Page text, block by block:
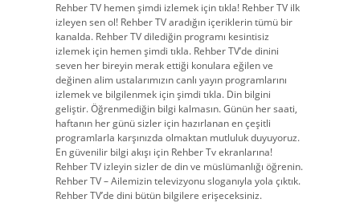
Rehber TV hemen şimdi izlemek için tıkla! Rehber TV ilk
izleyen sen ol! Rehber TV aradığın içeriklerin tümü bir
kanalda. Rehber TV dilediğin programı kesintisiz
izlemek için hemen şimdi tıkla. Rehber TV’de dinini
seven her bireyin merak ettiği konulara eğilen ve
değinen alim ustalarımızın canlı yayın programlarını
izlemek ve bilgilenmek için şimdi tıkla. Din bilgini
geliştir. Öğrenmediğin bilgi kalmasın. Günün her saati,
haftanın her günü sizler için hazırlanan en çeşitli
programlarla karşınızda olmaktan mutluluk duyuyoruz.
En güvenilir bilgi akışı için Rehber Tv ekranlarına!
Rehber TV izleyin sizler de din ve müslümanlığı öğrenin.
Rehber TV – Ailemizin televizyonu sloganıyla yola çıktık.
Rehber TV’de dini bütün bilgilere erişeceksiniz.